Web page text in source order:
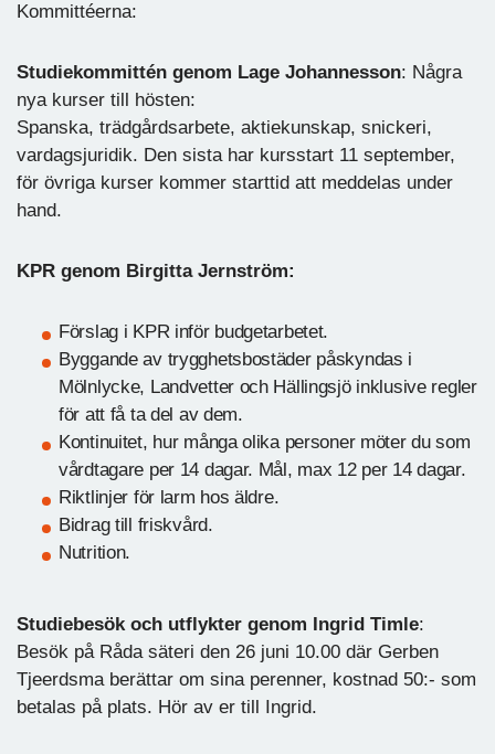
Kommittéerna:
Studiekommittén genom Lage Johannesson: Några
nya kurser till hösten:
Spanska, trädgårdsarbete, aktiekunskap, snickeri,
vardagsjuridik. Den sista har kursstart 11 september,
för övriga kurser kommer starttid att meddelas under
hand.
KPR genom Birgitta Jernström:
Förslag i KPR inför budgetarbetet.
Byggande av trygghetsbostäder påskyndas i
Mölnlycke, Landvetter och Hällingsjö inklusive regler
för att få ta del av dem.
Kontinuitet, hur många olika personer möter du som
vårdtagare per 14 dagar. Mål, max 12 per 14 dagar.
Riktlinjer för larm hos äldre.
Bidrag till friskvård.
Nutrition.
Studiebesök och utflykter genom Ingrid Timle:
Besök på Råda säteri den 26 juni 10.00 där Gerben
Tjeerdsma berättar om sina perenner, kostnad 50:- som
betalas på plats. Hör av er till Ingrid.